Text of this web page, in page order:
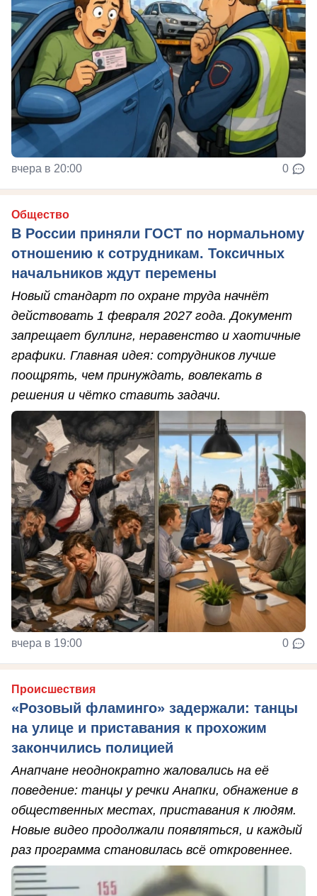
вчера в 20:00 0
Общество
В России приняли ГОСТ по нормальному
отношению к сотрудникам. Токсичных
начальников ждут перемены
Новый стандарт по охране труда начнёт
действовать 1 февраля 2027 года. Документ
запрещает буллинг, неравенство и хаотичные
графики. Главная идея: сотрудников лучше
поощрять, чем принуждать, вовлекать в
решения и чётко ставить задачи.
вчера в 19:00 0
Происшествия
«Розовый фламинго» задержали: танцы
на улице и приставания к прохожим
закончились полицией
Анапчане неоднократно жаловались на её
поведение: танцы у речки Анапки, обнажение в
общественных местах, приставания к людям.
Новые видео продолжали появляться, и каждый
раз программа становилась всё откровеннее.